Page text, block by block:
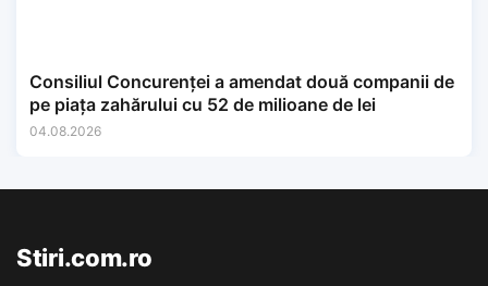
Consiliul Concurenței a amendat două companii de
pe piața zahărului cu 52 de milioane de lei
04.08.2026
Stiri.com.ro